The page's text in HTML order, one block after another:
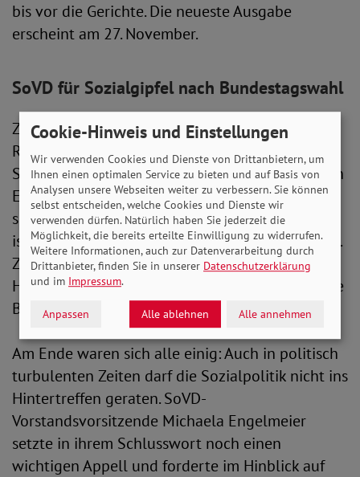
bis vor die Gerichte. Die neueste Ausgabe
erscheint am 27. November.
SoVD für Sozialgipfel nach Bundestagswahl
Zusätzlich gab Henriette Wunderlich SoVD-
Referentin und ehrenamtliche
Sozialrechtsberaterin, den Gästen einen direkten
Einblick in die Praxis der Sozialberatung und
schilderte, wie schwierig es für viele Menschen
ist, ihre rechtmäßigen Ansprüche durchzusetzen.
Ziel des Treffens war es, Abgeordneten die
Herausforderungen aufzuzeigen, mit denen viele
Bürger konfrontiert sind.
Am Ende waren sich alle einig: Auch in politisch
turbulenten Zeiten darf die Sozialpolitik nicht ins
Hintertreffen geraten. SoVD-
Vorstandsvorsitzende Michaela Engelmeier
setzte in ihrem Schlusswort noch einen
wichtigen Appell und forderte im Hinblick auf
Cookie-Hinweis und Einstellungen
Wir verwenden Cookies und Dienste von Drittanbietern, um
Ihnen einen optimalen Service zu bieten und auf Basis von
Analysen unsere Webseiten weiter zu verbessern. Sie können
selbst entscheiden, welche Cookies und Dienste wir
verwenden dürfen. Natürlich haben Sie jederzeit die
Möglichkeit, die bereits erteilte Einwilligung zu widerrufen.
Weitere Informationen, auch zur Datenverarbeitung durch
Drittanbieter, finden Sie in unserer Datenschutzerklärung
und im Impressum.
Anpassen Alle ablehnen Alle annehmen